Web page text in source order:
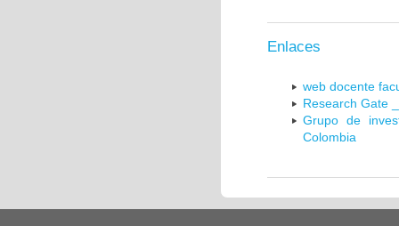
Enlaces
web docente
Research Gate
Grupo de
Colombia